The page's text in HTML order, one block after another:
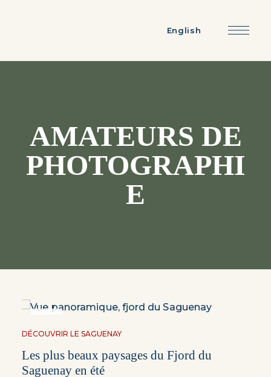
English
AMATEURS DE
PHOTOGRAPHI
E
28
DÉCOUVRIR LE SAGUENAY
Les plus beaux paysages du Fjord du
Saguenay en été